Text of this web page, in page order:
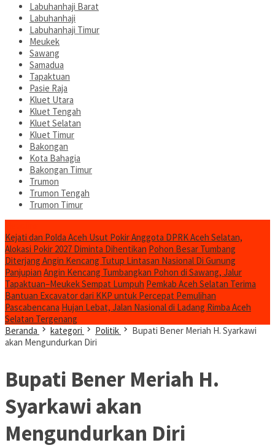
Labuhanhaji Barat
Labuhanhaji
Labuhanhaji Timur
Meukek
Sawang
Samadua
Tapaktuan
Pasie Raja
Kluet Utara
Kluet Tengah
Kluet Selatan
Kluet Timur
Bakongan
Kota Bahagia
Bakongan Timur
Trumon
Trumon Tengah
Trumon Timur
Kejati dan Polda Aceh Usut Pokir Anggota DPRK Aceh Selatan,
Alokasi Pokir 2027 Diminta Dihentikan Pohon Besar Tumbang
Diterjang Angin Kencang Tutup Lintasan Nasional Di Gunung
Panjupian Angin Kencang Tumbangkan Pohon di Sawang, Jalur
Tapaktuan–Meukek Sempat Lumpuh Pemkab Aceh Selatan Terima
Bantuan Excavator dari KKP untuk Percepat Pemulihan
Pascabencana Hujan Lebat, Jalan Nasional di Ladang Rimba Aceh
Selatan Tergenang
Beranda
kategori Politik
Bupati Bener Meriah H. Syarkawi
akan Mengundurkan Diri
Bupati Bener Meriah H.
Syarkawi akan
Mengundurkan Diri